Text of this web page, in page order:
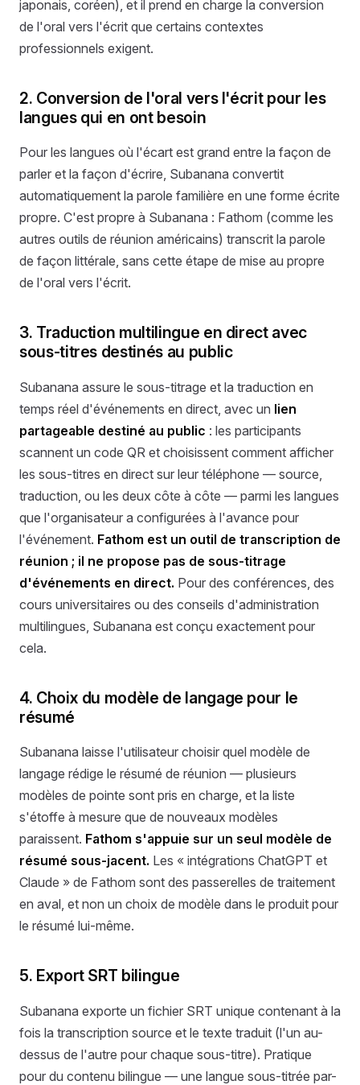
japonais, coréen), et il prend en charge la conversion
de l'oral vers l'écrit que certains contextes
professionnels exigent.
2. Conversion de l'oral vers l'écrit pour les
langues qui en ont besoin
Pour les langues où l'écart est grand entre la façon de
parler et la façon d'écrire, Subanana convertit
automatiquement la parole familière en une forme écrite
propre. C'est propre à Subanana : Fathom (comme les
autres outils de réunion américains) transcrit la parole
de façon littérale, sans cette étape de mise au propre
de l'oral vers l'écrit.
3. Traduction multilingue en direct avec
sous-titres destinés au public
Subanana assure le sous-titrage et la traduction en
temps réel d'événements en direct, avec un lien
partageable destiné au public : les participants
scannent un code QR et choisissent comment afficher
les sous-titres en direct sur leur téléphone — source,
traduction, ou les deux côte à côte — parmi les langues
que l'organisateur a configurées à l'avance pour
l'événement. Fathom est un outil de transcription de
réunion ; il ne propose pas de sous-titrage
d'événements en direct. Pour des conférences, des
cours universitaires ou des conseils d'administration
multilingues, Subanana est conçu exactement pour
cela.
4. Choix du modèle de langage pour le
résumé
Subanana laisse l'utilisateur choisir quel modèle de
langage rédige le résumé de réunion — plusieurs
modèles de pointe sont pris en charge, et la liste
s'étoffe à mesure que de nouveaux modèles
paraissent. Fathom s'appuie sur un seul modèle de
résumé sous-jacent. Les « intégrations ChatGPT et
Claude » de Fathom sont des passerelles de traitement
en aval, et non un choix de modèle dans le produit pour
le résumé lui-même.
5. Export SRT bilingue
Subanana exporte un fichier SRT unique contenant à la
fois la transcription source et le texte traduit (l'un au-
dessus de l'autre pour chaque sous-titre). Pratique
pour du contenu bilingue — une langue sous-titrée par-